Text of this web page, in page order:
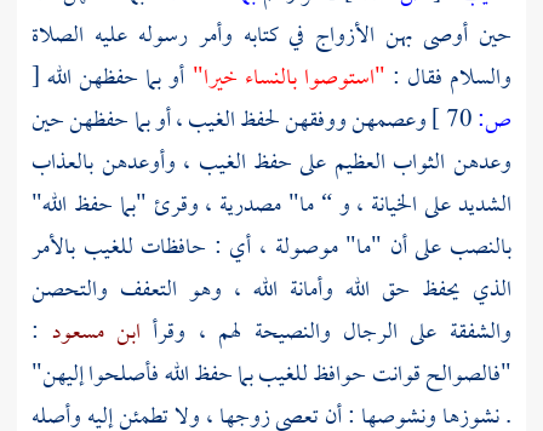
حين أوصى بهن الأزواج في كتابه وأمر رسوله عليه الصلاة
والسلام فقال : "استوصوا بالنساء خيرا" أو بما حفظهن الله[
ص:
وعصمهن ووفقهن لحفظ الغيب ، أو بما حفظهن حين
وعدهن الثواب العظيم على حفظ الغيب ، وأوعدهن بالعذاب
الشديد على الخيانة ، و “ ما" مصدرية ، وقرئ "بما حفظ الله"
بالنصب على أن "ما" موصولة ، أي : حافظات للغيب بالأمر
الذي يحفظ حق الله وأمانة الله ، وهو التعفف والتحصن
والشفقة على الرجال والنصيحة لهم ، وقرأ ابن مسعود :
"فالصوالح قوانت حوافظ للغيب بما حفظ الله فأصلحوا إليهن"
. نشوزها ونشوصها : أن تعصي زوجها ، ولا تطمئن إليه وأصله